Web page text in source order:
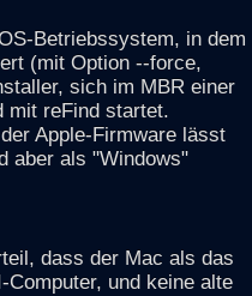
Betriebssystem, in dem
(mit Option --force,
sich im MBR einer
mit reFind startet.
Apple-Firmware lässt
aber als "Windows"
dass der Mac als das
und keine alte